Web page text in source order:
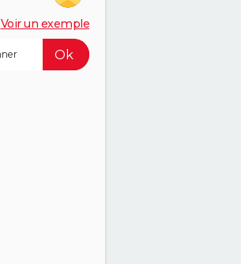
Voir un exemple